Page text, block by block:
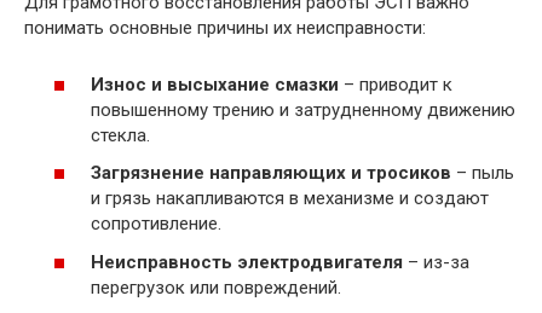
понимать основные причины их неисправности:
Износ и высыхание смазки – приводит к
повышенному трению и затрудненному движению
стекла.
Загрязнение направляющих и тросиков – пыль
и грязь накапливаются в механизме и создают
сопротивление.
Неисправность электродвигателя – из-за
перегрузок или повреждений.